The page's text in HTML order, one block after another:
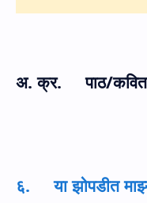
अ. क्र. पाठ/
६. या झोपडीत